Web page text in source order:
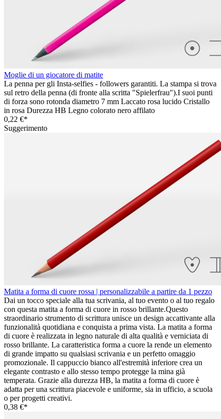
Moglie di un giocatore di matite
La penna per gli Insta-selfies - followers garantiti. La stampa si trova
sul retro della penna (di fronte alla scritta "Spielerfrau").I suoi punti
di forza sono rotonda diametro 7 mm Laccato rosa lucido Cristallo
in rosa Durezza HB Legno colorato nero affilato
0,22 €*
Suggerimento
Matita a forma di cuore rossa | personalizzabile a partire da 1 pezzo
Dai un tocco speciale alla tua scrivania, al tuo evento o al tuo regalo
con questa matita a forma di cuore in rosso brillante.Questo
straordinario strumento di scrittura unisce un design accattivante alla
funzionalità quotidiana e conquista a prima vista. La matita a forma
di cuore è realizzata in legno naturale di alta qualità e verniciata di
rosso brillante. La caratteristica forma a cuore la rende un elemento
di grande impatto su qualsiasi scrivania e un perfetto omaggio
promozionale. Il cappuccio bianco all'estremità inferiore crea un
elegante contrasto e allo stesso tempo protegge la mina già
temperata. Grazie alla durezza HB, la matita a forma di cuore è
adatta per una scrittura piacevole e uniforme, sia in ufficio, a scuola
o per progetti creativi.
0,38 €*